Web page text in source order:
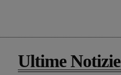
Ultime Notizie